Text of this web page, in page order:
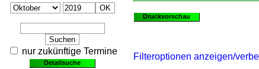
nur zukünftige Termine
Detailsuche
Druckvorschau
Filteroptionen anzeigen/